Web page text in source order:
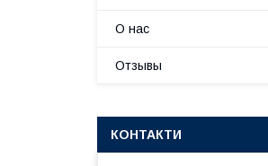
О нас
Отзывы
КОНТАКТИ